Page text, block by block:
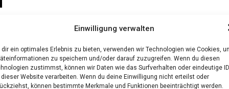
Einwilligung verwalten
dir ein optimales Erlebnis zu bieten, verwenden wir Technologien wie Cookies,
zu speichern und/oder darauf zuzugreifen. Wenn du diesen
zustimmst, können wir Daten wie das Surfverhalten oder eindeutige
dieser Website verarbeiten. Wenn du deine Einwilligung nicht erteilst oder
können bestimmte Merkmale und Funktionen beeinträchtigt werden.
Der Arbeits­markt im Febru­ar 2021
„Die Zahl der arbeits­lo­sen Men­schen ist im Febru­ar
gering­fü­gig gestie­gen. Kurz­ar­beit sichert wei­ter in